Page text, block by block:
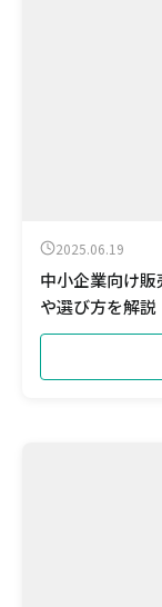
2025.06.19
中小企業向け
や選び方を解説